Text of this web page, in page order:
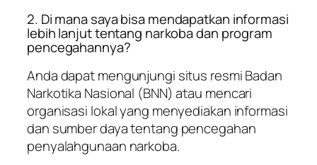
2. Di mana saya bisa mendapatkan informasi
lebih lanjut tentang narkoba dan program
pencegahannya?
Anda dapat mengunjungi situs resmi Badan
Narkotika Nasional (BNN) atau mencari
organisasi lokal yang menyediakan informasi
dan sumber daya tentang pencegahan
penyalahgunaan narkoba.